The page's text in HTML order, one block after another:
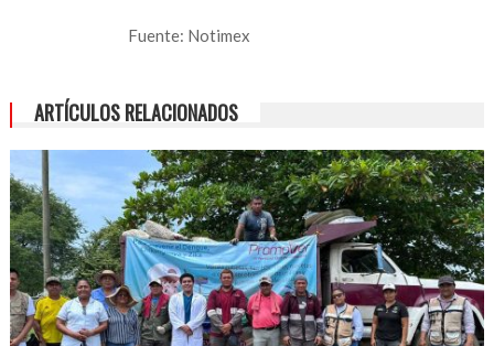
Fuente: Notimex
ARTÍCULOS RELACIONADOS